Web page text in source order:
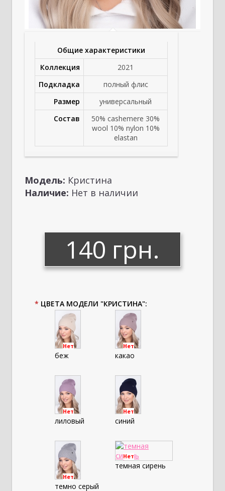
Общие характеристики
Коллекция
2021
Подкладка
полный флис
Размер
универсальный
Состав
50% cashemere 30%
wool 10% nylon 10%
elastan
Модель: Кристина
Наличие: Нет в наличии
140 грн.
* ЦВЕТА МОДЕЛИ "КРИСТИНА":
Нет
беж
Нет
какао
Нет
лиловый
Нет
синий
Нет
темно серый
Нет
темная сирень